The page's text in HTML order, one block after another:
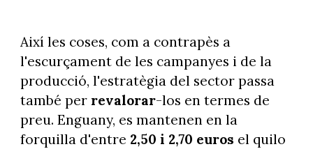
Així les coses, com a contrapès a
l'escurçament de les campanyes i de la
producció, l'estratègia del sector passa
també per revalorar-los en termes de
preu. Enguany, es mantenen en la
forquilla d'entre 2,50 i 2,70 euros el quilo